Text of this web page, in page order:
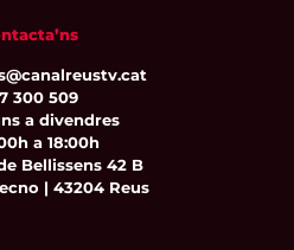
300 509
a divendres
a 18:00h
Bellissens 42 B
| 43204 Reus